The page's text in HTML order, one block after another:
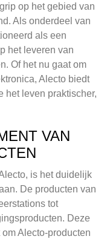
op het gebied van
Als onderdeel van
als een
het leveren van
Of het nu gaat om
Alecto biedt
het leven praktischer,
VAN
is het duidelijk
De producten van
tot
Deze
Alecto-producten